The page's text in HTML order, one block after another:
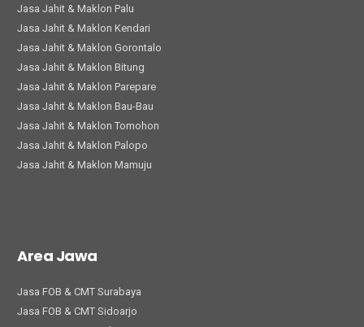
Jasa Jahit & Maklon Palu
Jasa Jahit & Maklon Kendari
Jasa Jahit & Maklon Gorontalo
Jasa Jahit & Maklon Bitung
Jasa Jahit & Maklon Parepare
Jasa Jahit & Maklon Bau-Bau
Jasa Jahit & Maklon Tomohon
Jasa Jahit & Maklon Palopo
Jasa Jahit & Maklon Mamuju
Area Jawa
Jasa FOB & CMT Surabaya
Jasa FOB & CMT Sidoarjo